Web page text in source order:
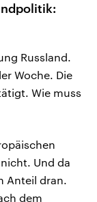
Russland.
Woche. Die
Wie muss
Und da
Anteil dran.
dem